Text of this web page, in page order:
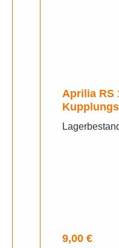
Aprilia RS
Regulärer
9,00 €